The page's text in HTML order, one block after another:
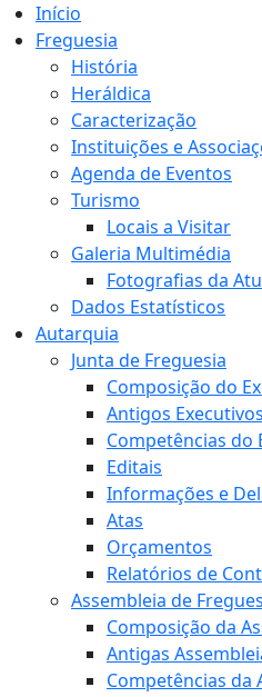
Início
Freguesia
História
Heráldica
Caracterização
Instituições e
Agenda de Eventos
Turismo
Locais a Visitar
Galeria Multimédia
Fotografias da
Dados Estatísticos
Autarquia
Junta de Freguesia
Composição do
Antigos Executivos
Competências do
Editais
Informações e
Atas
Orçamentos
Relatórios de
Assembleia de
Composição da
Antigas
Competências da